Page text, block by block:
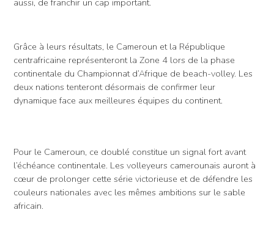
Grâce à leurs résultats, le Cameroun et la République
centrafricaine représenteront la Zone 4 lors de la phase
continentale du Championnat d’Afrique de beach-volley. Les
deux nations tenteront désormais de confirmer leur
dynamique face aux meilleures équipes du continent.
Pour le Cameroun, ce doublé constitue un signal fort avant
l’échéance continentale. Les volleyeurs camerounais auront à
cœur de prolonger cette série victorieuse et de défendre les
couleurs nationales avec les mêmes ambitions sur le sable
africain.